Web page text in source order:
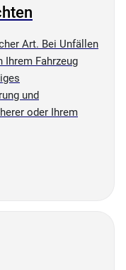
Art. Bei Unfällen
Ihrem Fahrzeug
und
oder Ihrem